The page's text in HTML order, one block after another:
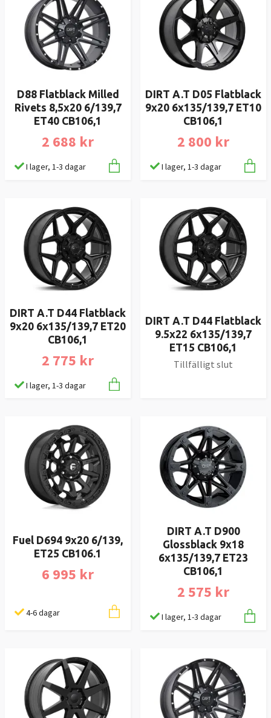
D88 Flatblack Milled
Rivets 8,5x20 6/139,7
ET40 CB106,1
2 688 kr
I lager, 1-3 dagar
DIRT A.T D05 Flatblack
9x20 6x135/139,7 ET10
CB106,1
2 800 kr
I lager, 1-3 dagar
DIRT A.T D44 Flatblack
9x20 6x135/139,7 ET20
CB106,1
2 775 kr
I lager, 1-3 dagar
DIRT A.T D44 Flatblack
9.5x22 6x135/139,7
ET15 CB106,1
Tillfälligt slut
Fuel D694 9x20 6/139,
ET25 CB106.1
6 995 kr
4-6 dagar
DIRT A.T D900
Glossblack 9x18
6x135/139,7 ET23
CB106,1
2 575 kr
I lager, 1-3 dagar